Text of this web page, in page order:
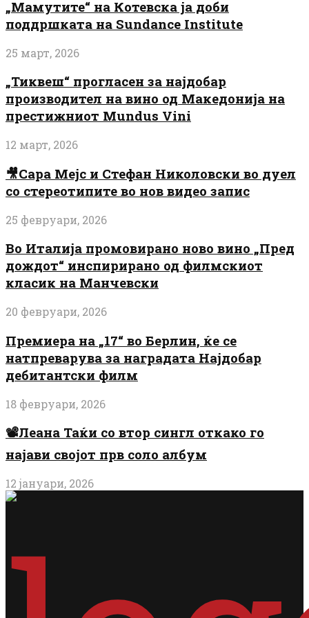
„Мамутите“ на Котевска ја доби
поддршката на Sundance Institute
25 март, 2026
„Тиквеш“ прогласен за најдобар
производител на вино од Македонија на
престижниот Mundus Vini
12 март, 2026
🎥Сара Мејс и Стефан Николовски во дуел
со стереотипите во нов видео запис
25 февруари, 2026
Во Италија промовирано ново вино „Пред
дождот“ инспирирано од филмскиот
класик на Манчевски
20 февруари, 2026
Премиера на „17“ во Берлин, ќе се
натпреварува за наградата Најдобар
дебитантски филм
18 февруари, 2026
📽️Леана Таќи со втор сингл откако го
најави својот прв соло албум
12 јануари, 2026